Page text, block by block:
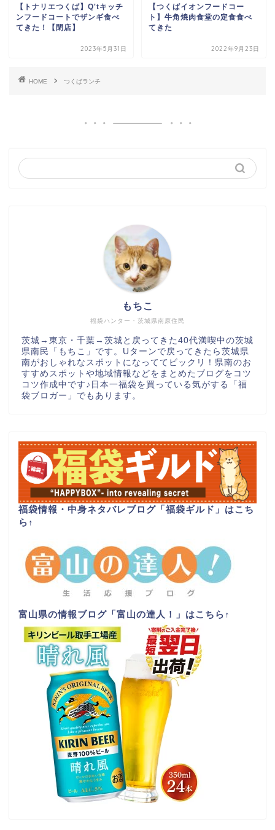
【トナリエつくば】Q'tキッチ
ンフードコートでザンギ食べ
てきた！【閉店】
2023年5月31日
【つくばイオンフードコー
ト】牛角焼肉食堂の定食食べ
てきた
2022年9月23日
HOME つくばランチ
福袋ハンター・茨城県南原住民
もちこ
茨城→東京・千葉→茨城と戻ってきた40代満喫中の茨城
県南民「もちこ」です。Uターンで戻ってきたら茨城県
南がおしゃれなスポットになっててビックリ！県南のお
すすめスポットや地域情報などをまとめたブログをコツ
コツ作成中です♪日本一福袋を買っている気がする「福
袋ブロガー」でもあります。
福袋情報・中身ネタバレブログ「福袋ギルド」はこち
ら ↑
富山県の情報ブログ「富山の達人！」はこちら ↑